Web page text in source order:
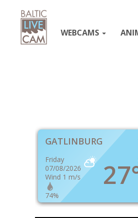
WEBCAMS
GATLINBURG
Friday
07/08/2026
Wind 1 m/s
74%